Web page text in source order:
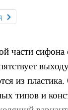
части сифона
из
типов и